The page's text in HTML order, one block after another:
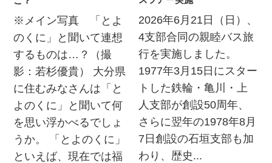
※メイン写真 「とよ
のくに」と聞いて連想
するものは…？（撮
影：若杉優貴） 大分県
に住むみなさんは「と
よのくに」と聞いて何
を思い浮かべるでしょ
うか。 「とよのくに」
といえば、現在では福
2026年6月21日（日）、
4支部合同の親睦バス旅
行を実施しました。
1977年3月15日にスター
トした鉄輪・亀川・上
人支部が創設50周年、
さらに翌年の1978年8月
7日創設の石垣支部も加
わり、歴史...